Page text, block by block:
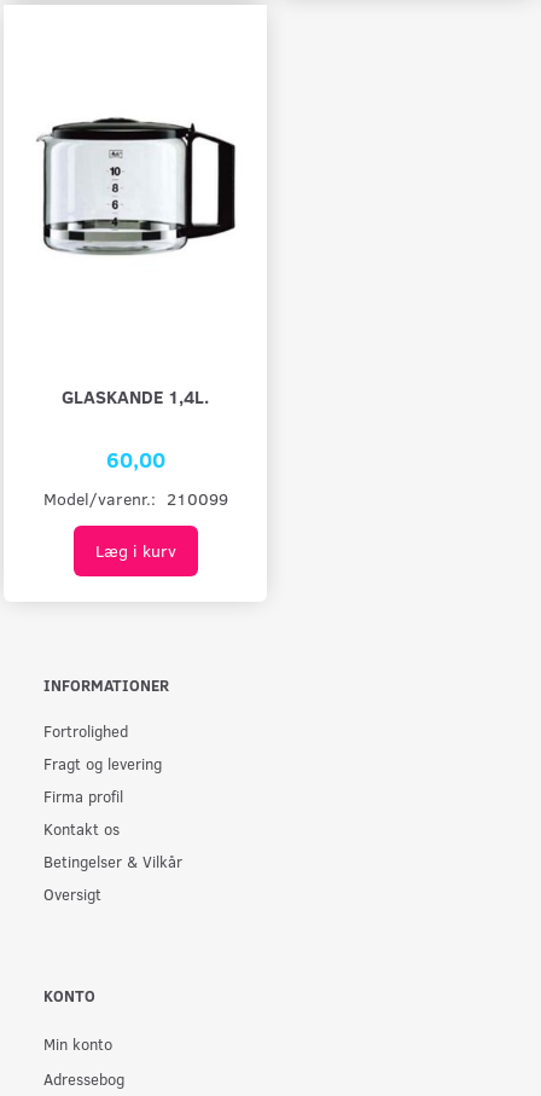
GLASKANDE 1,4L.
60,00
Model/varenr.: 210099
Læg i kurv
INFORMATIONER
Fortrolighed
Fragt og levering
Firma profil
Kontakt os
Betingelser & Vilkår
Oversigt
KONTO
Min konto
Adressebog